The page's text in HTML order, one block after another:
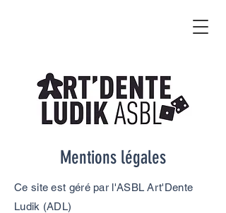
Mentions légales
Ce site est géré par l'ASBL Art'Dente
Ludik (ADL)